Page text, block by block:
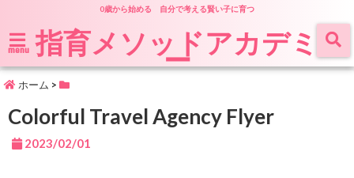
0歳から始める 自分で考える賢い子に育つ
menu 指育メソッドアカデミ
ー
ホーム >
Colorful Travel Agency Flyer
2023/02/01